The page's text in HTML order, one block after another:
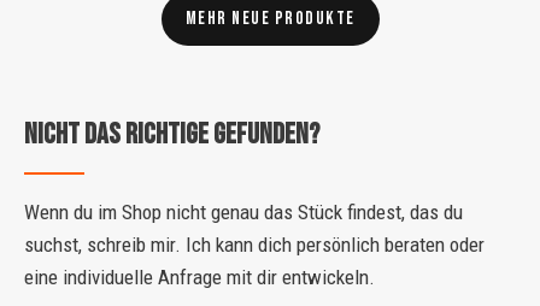
Mehr neue Produkte
Nicht das Richtige gefunden?
Wenn du im Shop nicht genau das Stück findest, das du
suchst, schreib mir. Ich kann dich persönlich beraten oder
eine individuelle Anfrage mit dir entwickeln.